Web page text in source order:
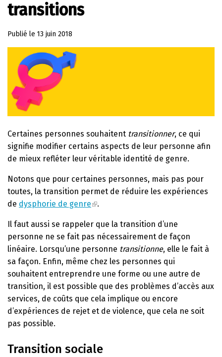
transitions
Publié le 13 juin 2018
Certaines personnes souhaitent transitionner, ce qui
signifie modifier certains aspects de leur personne afin
de mieux refléter leur véritable identité de genre.
Notons que pour certaines personnes, mais pas pour
toutes, la transition permet de réduire les expériences
de dysphorie de genre .
Il faut aussi se rappeler que la transition d’une
personne ne se fait pas nécessairement de façon
linéaire. Lorsqu’une personne transitionne, elle le fait à
sa façon. Enfin, même chez les personnes qui
souhaitent entreprendre une forme ou une autre de
transition, il est possible que des problèmes d’accès aux
services, de coûts que cela implique ou encore
d’expériences de rejet et de violence, que cela ne soit
pas possible.
Transition sociale